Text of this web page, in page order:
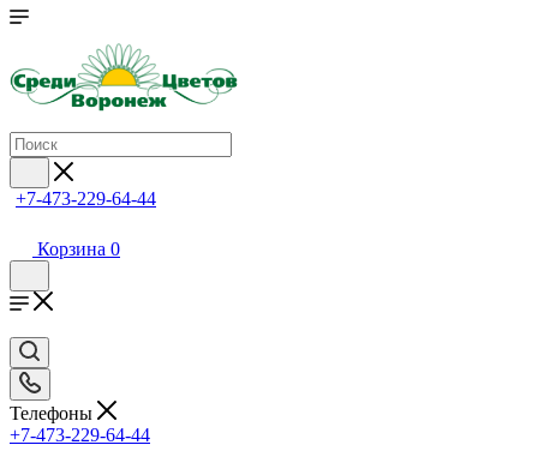
+7-473-229-64-44
Корзина 0
Телефоны
+7-473-229-64-44